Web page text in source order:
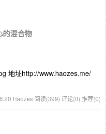
的混合物
地址http://www.haozes.me/
Haozes 阅读(399) 评论(0) 推荐(0)